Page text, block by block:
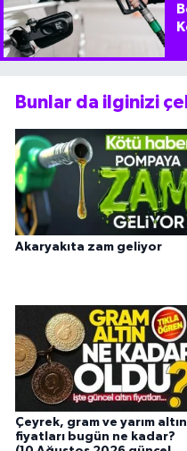
Bunlar da ilginizi
Akaryakıta zam geliyor
Çeyrek, gram ve yarım altın
fiyatları bugün ne kadar?